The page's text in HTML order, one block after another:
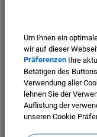
Bitte aktivieren
Um Ihnen ein
wir auf dieser
Präferenzen Ihre
Betätigen des
Verwendung aller
lehnen Sie der
Auflistung der
unseren Cookie